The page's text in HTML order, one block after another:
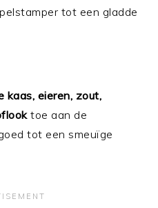
tot een gladde
kaas, eieren, zout,
toe aan de
tot een smeuïge